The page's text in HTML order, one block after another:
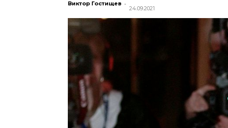
Виктор Гостищев -
24.09.2021